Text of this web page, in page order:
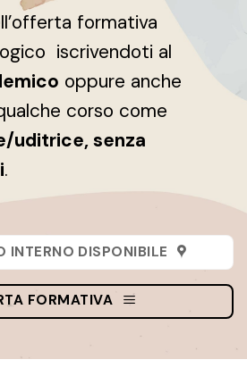
formativa
iscrivendoti al
oppure anche
corso come
uditrice, senza
.
INTERNO DISPONIBILE
FORMATIVA